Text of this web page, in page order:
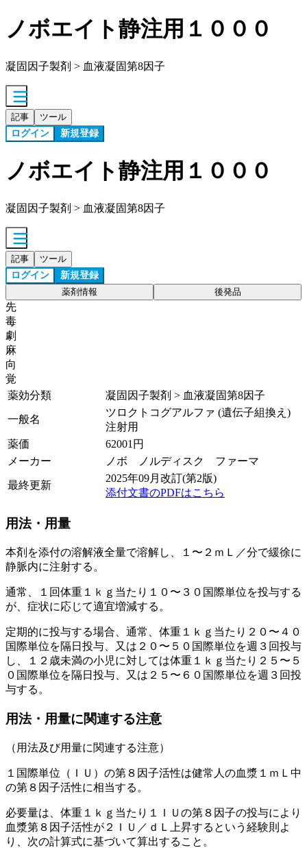
ノボエイト静注用１０００
凝固因子製剤 > 血液凝固第8因子
記事 ツール
ログイン 新規登録
ノボエイト静注用１０００
凝固因子製剤 > 血液凝固第8因子
記事 ツール
ログイン 新規登録
薬剤情報 後発品
先
毒
劇
麻
向
覚
薬効分類
凝固因子製剤 > 血液凝固第8因子
一般名
ツロクトコグアルファ (遺伝子組換え)
注射用
薬価
62001 円
メーカー
ノボ ノルディスク ファーマ
最終更新
2025年09月改訂(第2版)
添付文書のPDFはこちら
用法・用量
本剤を添付の溶解液全量で溶解し、１〜２ｍＬ／分で緩徐に
静脈内に注射する。
通常、１回体重１ｋｇ当たり１０〜３０国際単位を投与する
が、症状に応じて適宜増減する。
定期的に投与する場合、通常、体重１ｋｇ当たり２０〜４０
国際単位を隔日投与、又は２０〜５０国際単位を週３回投与
し、１２歳未満の小児に対しては体重１ｋｇ当たり２５〜５
０国際単位を隔日投与、又は２５〜６０国際単位を週３回投
与する。
用法・用量に関連する注意
（用法及び用量に関連する注意）
１国際単位（ＩＵ）の第８因子活性は健常人の血漿１ｍＬ中
の第８因子活性に相当する。
必要量は、体重１ｋｇ当たり１ＩＵの第８因子の投与により
血漿第８因子活性が２ＩＵ／ｄＬ上昇するという経験則よ
り、次の計算式に基づいて算出すること。